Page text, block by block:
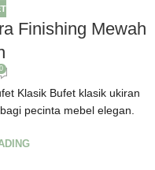
Finishing Mewah
0
Klasik Bufet klasik ukiran
pecinta mebel elegan.